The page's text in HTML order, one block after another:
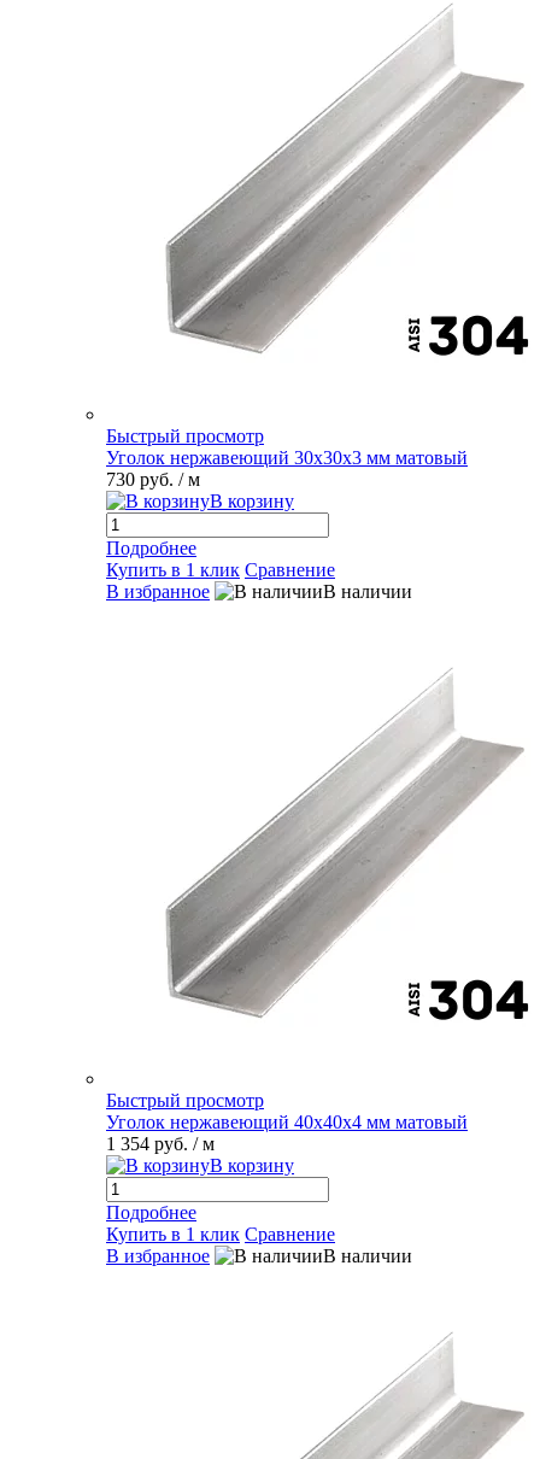
Быстрый просмотр
Уголок нержавеющий 30х30х3 мм матовый
730 руб. / м
В корзину
Подробнее
Купить в 1 клик Сравнение
В избранное
В наличии
Быстрый просмотр
Уголок нержавеющий 40х40х4 мм матовый
1 354 руб. / м
В корзину
Подробнее
Купить в 1 клик Сравнение
В избранное
В наличии